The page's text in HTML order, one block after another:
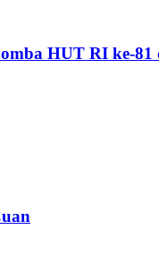
HUT RI ke-81